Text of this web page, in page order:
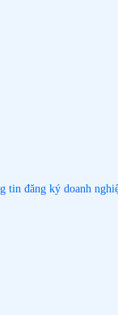
đăng ký doanh